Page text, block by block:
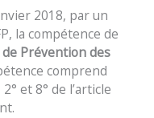
2018, par un
la compétence de
Prévention des
comprend
et 8° de l’article